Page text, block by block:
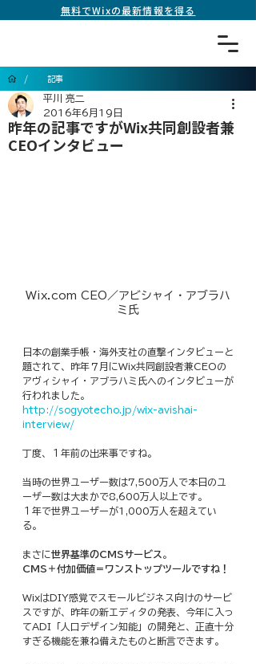
無料でWixの最新情報を得る
/ 記事
昨年の記事ですがWix共同創設者兼
CEOインタビュー
平川 亮二
2016年6月19日
Wix.com CEO／アビシャイ・アブラハ
ミ氏
日本の創業手帳・海外支社の直撃インタビューと
題されて、昨年７月にWix共同創設者兼CEOの
アヴィシャイ・アブラハミ氏へのインタビューが
行われました。
http://sogyotecho.jp/wix-avishai-
interview/
丁度、１年前の出来事ですね。
当時の世界ユーザー数は7,500万人で本日のユ
ーザー数は大まかで8,600万人以上です。
１年で世界ユーザーが1,000万人を超えてい
る。
まさに世界基準のCMSサービス 。
CMS＋付加価値＝ワンストップツールですね！
WixはDIY感覚でスモールビジネス向けのサービ
スですが、昨年の新エディタの発表、今年に入っ
てADI「人口デザイン知能」の開発と、正直十分
すぎる機能を兼ね備えたものと断言できます。